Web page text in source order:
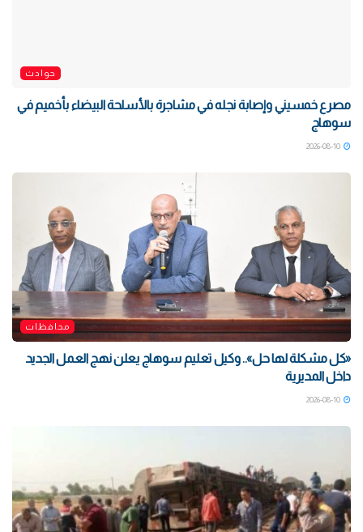
حوادث
مصرع خمسيني وإصابة نجله في مشاجرة بالأسلحة البيضاء بأخميم في
سوهاج
محافظات
«كل مشكلة لها حل».. وكيل تعليم سوهاج يعلن نهج العمل الجديد
داخل المديرية